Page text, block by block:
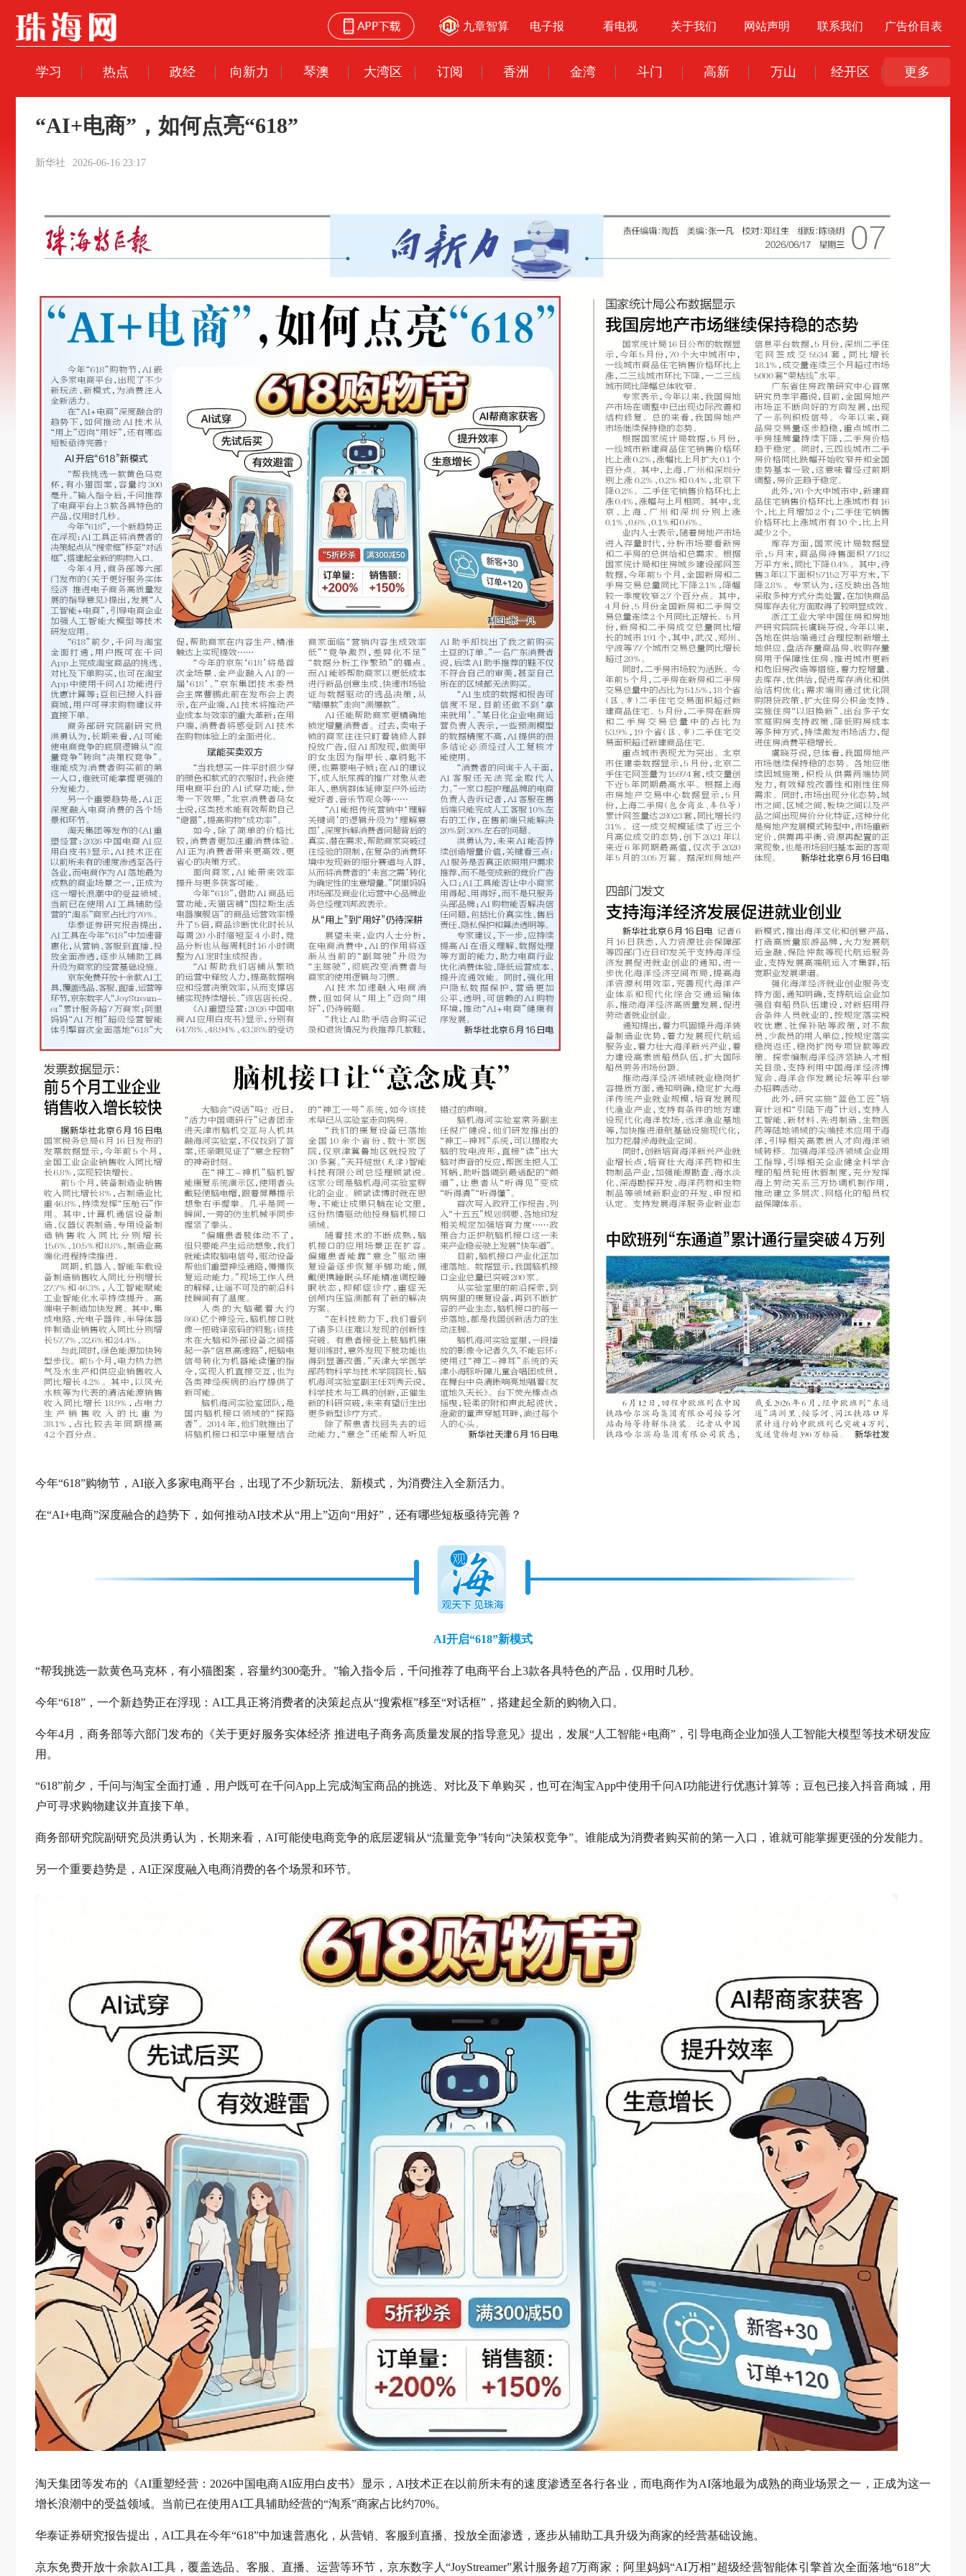
九章智算 电子报 看电视 关于我们 网站声明 联系我们 广告价目表
学习 热点 政经 向新力 琴澳 大湾区 订阅 香洲 金湾 斗门 高新 万山 经开区 更多
“AI+电商”，如何点亮“618”
新华社 2026-06-16 23:17
今年“618”购物节，AI嵌入多家电商平台，出现了不少新玩法、新模式，为消费注入全新活力。
在“AI+电商”深度融合的趋势下，如何推动AI技术从“用上”迈向“用好”，还有哪些短板亟待完善？
AI开启“618”新模式
“帮我挑选一款黄色马克杯，有小猫图案，容量约300毫升。”输入指令后，千问推荐了电商平台上3款各具特色的产品，仅用时几秒。
今年“618”，一个新趋势正在浮现：AI工具正将消费者的决策起点从“搜索框”移至“对话框”，搭建起全新的购物入口。
今年4月，商务部等六部门发布的《关于更好服务实体经济 推进电子商务高质量发展的指导意见》提出，发展“人工智能+电商”，引导电商企业加强人工智能大模型等技术研发应
用。
“618”前夕，千问与淘宝全面打通，用户既可在千问App上完成淘宝商品的挑选、对比及下单购买，也可在淘宝App中使用千问AI功能进行优惠计算等；豆包已接入抖音商城，用
户可寻求购物建议并直接下单。
商务部研究院副研究员洪勇认为，长期来看，AI可能使电商竞争的底层逻辑从“流量竞争”转向“决策权竞争”。谁能成为消费者购买前的第一入口，谁就可能掌握更强的分发能力。
另一个重要趋势是，AI正深度融入电商消费的各个场景和环节。
淘天集团等发布的《AI重塑经营：2026中国电商AI应用白皮书》显示，AI技术正在以前所未有的速度渗透至各行各业，而电商作为AI落地最为成熟的商业场景之一，正成为这一
增长浪潮中的受益领域。当前已在使用AI工具辅助经营的“淘系”商家占比约70%。
华泰证券研究报告提出，AI工具在今年“618”中加速普惠化，从营销、客服到直播、投放全面渗透，逐步从辅助工具升级为商家的经营基础设施。
京东免费开放十余款AI工具，覆盖选品、客服、直播、运营等环节，京东数字人“JoyStreamer”累计服务超7万商家；阿里妈妈“AI万相”超级经营智能体引擎首次全面落地“618”大